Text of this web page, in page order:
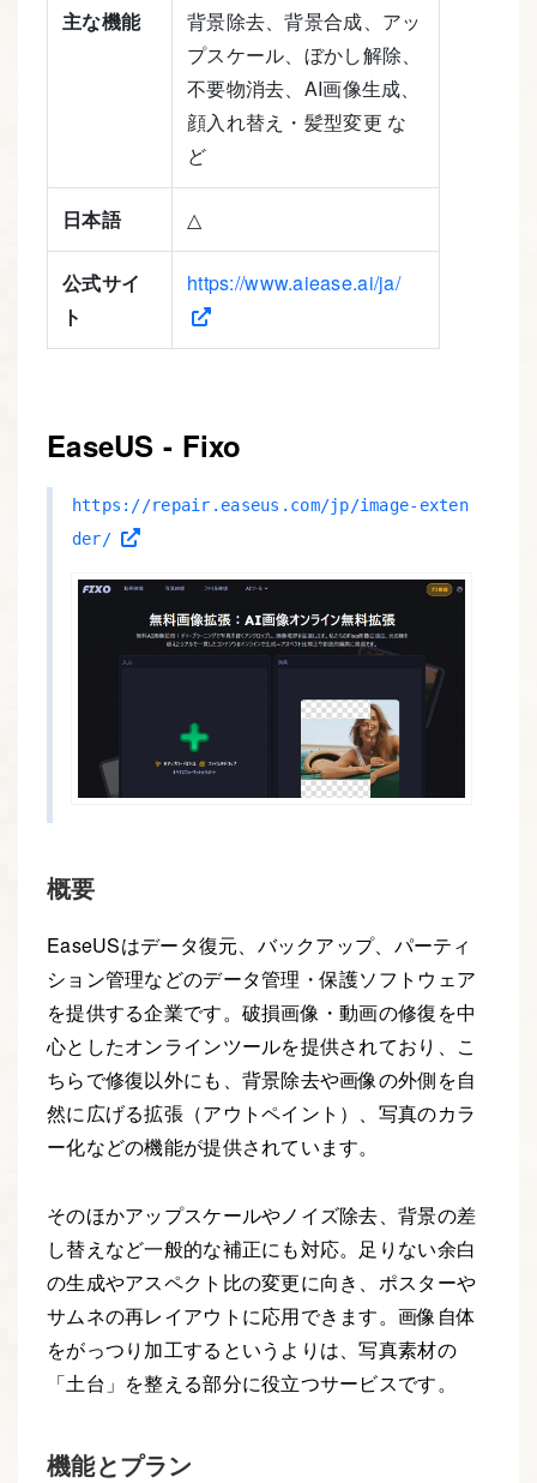
主な機能
背景除去、背景合成、アッ
プスケール、ぼかし解除、
不要物消去、AI画像生成、
顔入れ替え・髪型変更 な
ど
日本語 △
公式サイ
ト
https://www.aiease.ai/ja/
EaseUS - Fixo
https://repair.easeus.com/jp/image-exten
der/
概要
EaseUSはデータ復元、バックアップ、パーティ
ション管理などのデータ管理・保護ソフトウェア
を提供する企業です。破損画像・動画の修復を中
心としたオンラインツールを提供されており、こ
ちらで修復以外にも、背景除去や画像の外側を自
然に広げる拡張（アウトペイント）、写真のカラ
ー化などの機能が提供されています。
そのほかアップスケールやノイズ除去、背景の差
し替えなど一般的な補正にも対応。足りない余白
の生成やアスペクト比の変更に向き、ポスターや
サムネの再レイアウトに応用できます。画像自体
をがっつり加工するというよりは、写真素材の
「土台」を整える部分に役立つサービスです。
機能とプラン